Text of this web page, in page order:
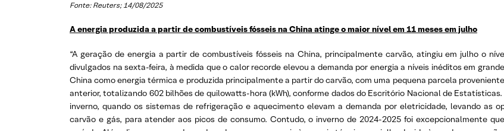
Fonte: Reuters; 14/08/2025
A energia produzida a partir de combustíveis fósseis na China atinge o maior nível em 11 meses em julho
“A geração de energia a partir de combustíveis fósseis na China, principalmente carvão, atingiu em julho o
divulgados na sexta-feira, à medida que o calor recorde elevou a demanda por energia a níveis inéditos em
China como energia térmica e produzida principalmente a partir do carvão, com uma pequena parcela
anterior, totalizando 602 bilhões de quilowatts-hora (kWh), conforme dados do Escritório Nacional de
inverno, quando os sistemas de refrigeração e aquecimento elevam a demanda por eletricidade, levando as
carvão e gás, para atender aos picos de consumo. Contudo, o inverno de 2024-2025 foi excepcionalmente